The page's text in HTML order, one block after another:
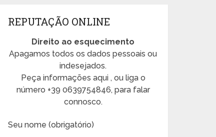
REPUTAÇÃO ONLINE
Direito ao esquecimento
Apagamos todos os dados pessoais ou
indesejados.
Peça informações aqui , ou liga o
número +39 0639754846, para falar
connosco.
Seu nome (obrigatório)